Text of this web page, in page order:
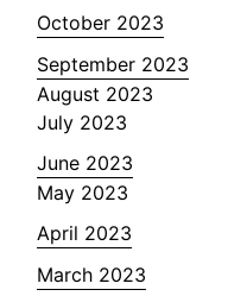
October 2023
September 2023
August 2023
July 2023
June 2023
May 2023
April 2023
March 2023